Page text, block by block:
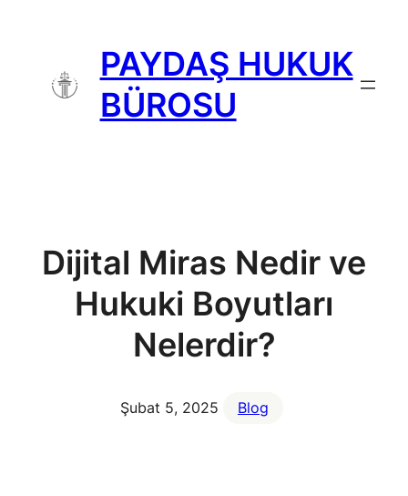
PAYDAŞ HUKUK
BÜROSU
Dijital Miras Nedir ve
Hukuki Boyutları
Nelerdir?
Şubat 5, 2025 Blog